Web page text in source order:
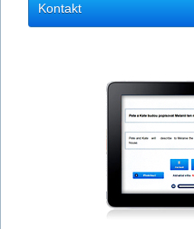
Kontakt